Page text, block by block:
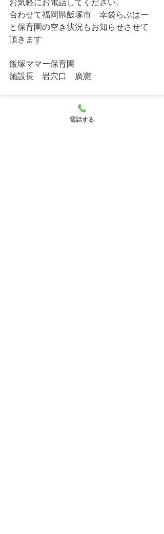
お気軽にお電話してください。
合わせて福岡県飯塚市　幸袋らぶはー
と保育園の空き状況もお知らせさせて
頂きます
飯塚ママー保育園
施設長　岩穴口　廣憲
電話する